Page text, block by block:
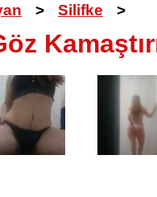
> Silifke >